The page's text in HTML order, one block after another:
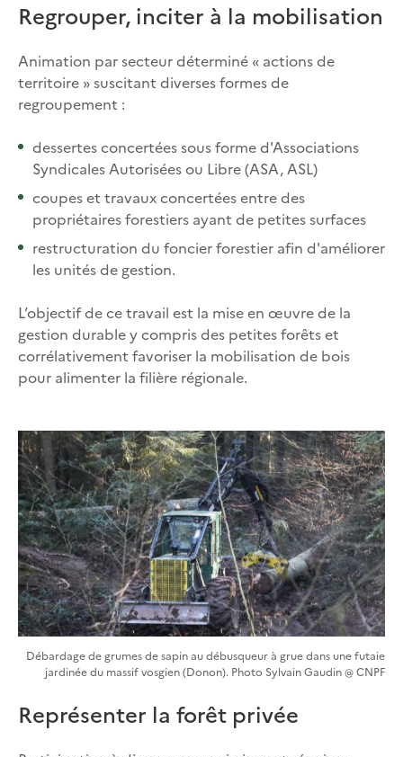
Regrouper, inciter à la mobilisation
Animation par secteur déterminé « actions de
territoire » suscitant diverses formes de
regroupement :
dessertes concertées sous forme d'Associations
Syndicales Autorisées ou Libre (ASA, ASL)
coupes et travaux concertées entre des
propriétaires forestiers ayant de petites surfaces
restructuration du foncier forestier afin d'améliorer
les unités de gestion.
L’objectif de ce travail est la mise en œuvre de la
gestion durable y compris des petites forêts et
corrélativement favoriser la mobilisation de bois
pour alimenter la filière régionale.
Débardage de grumes de sapin au débusqueur à grue dans une futaie
jardinée du massif vosgien (Donon). Photo Sylvain Gaudin @ CNPF
Représenter la forêt privée